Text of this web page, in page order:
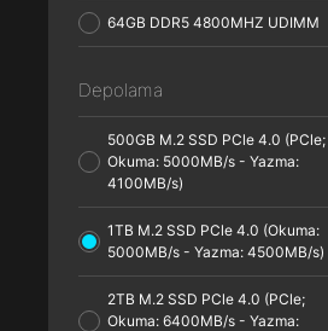
64GB DDR5 4800MHZ UDIMM
Depolama
500GB M.2 SSD PCle 4.0 (PCle;
Okuma: 5000MB/s - Yazma:
4100MB/s)
1TB M.2 SSD PCle 4.0 (Okuma:
5000MB/s - Yazma: 4500MB/s)
2TB M.2 SSD PCle 4.0 (PCle;
Okuma: 6400MB/s - Yazma: